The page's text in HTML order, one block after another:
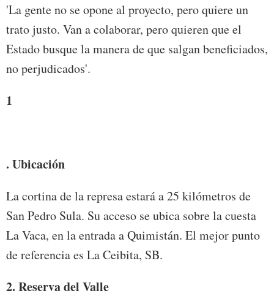
'La gente no se opone al proyecto, pero quiere un
trato justo. Van a colaborar, pero quieren que el
Estado busque la manera de que salgan beneficiados,
no perjudicados'.
1
. Ubicación
La cortina de la represa estará a 25 kilómetros de
San Pedro Sula. Su acceso se ubica sobre la cuesta
La Vaca, en la entrada a Quimistán. El mejor punto
de referencia es La Ceibita, SB.
2. Reserva del Valle